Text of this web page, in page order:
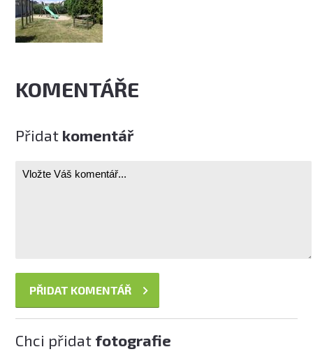
KOMENTÁŘE
Přidat komentář
Chci přidat fotografie